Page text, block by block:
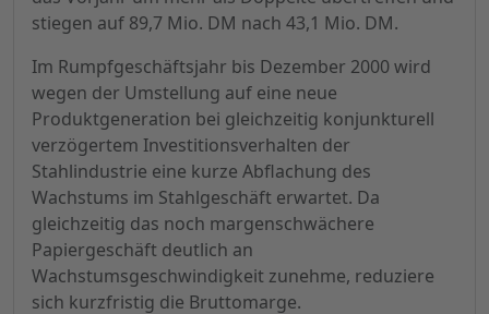
stiegen auf 89,7 Mio. DM nach 43,1 Mio. DM.
Im Rumpfgeschäftsjahr bis Dezember 2000 wird
wegen der Umstellung auf eine neue
Produktgeneration bei gleichzeitig konjunkturell
verzögertem Investitionsverhalten der
Stahlindustrie eine kurze Abflachung des
Wachstums im Stahlgeschäft erwartet. Da
gleichzeitig das noch margenschwächere
Papiergeschäft deutlich an
Wachstumsgeschwindigkeit zunehme, reduziere
sich kurzfristig die Bruttomarge.